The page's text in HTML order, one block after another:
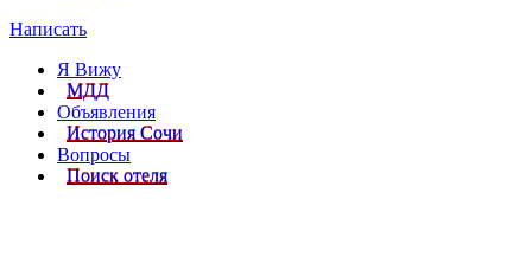
Написать
Я Вижу
МДД
Объявления
История Сочи
Вопросы
Поиск отеля